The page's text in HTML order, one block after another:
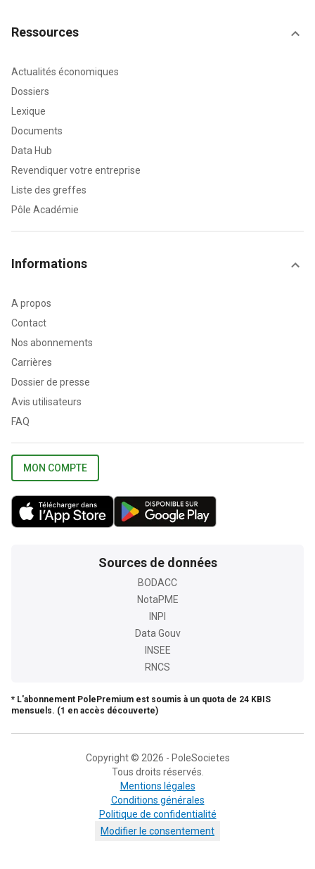
Ressources
Actualités économiques
Dossiers
Lexique
Documents
Data Hub
Revendiquer votre entreprise
Liste des greffes
Pôle Académie
Informations
A propos
Contact
Nos abonnements
Carrières
Dossier de presse
Avis utilisateurs
FAQ
MON COMPTE
Sources de données
BODACC
NotaPME
INPI
Data Gouv
INSEE
RNCS
* L'abonnement PolePremium est soumis à un quota de 24 KBIS
mensuels. (1 en accès découverte)
Copyright © 2026 - PoleSocietes
Tous droits réservés.
Mentions légales
Conditions générales
Politique de confidentialité
Modifier le consentement